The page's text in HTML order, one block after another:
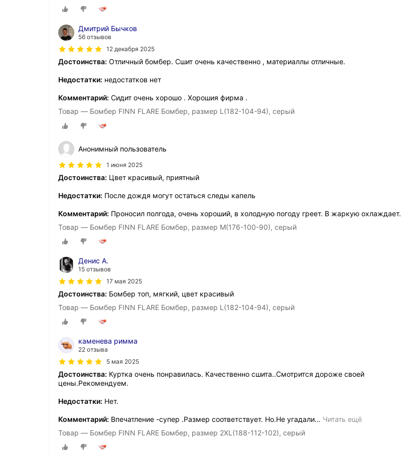
Дмитрий Бычков
56 отзывов
12 декабря 2025
Достоинства: Отличный бомбер. Сшит очень качественно , материаллы отличные.
Недостатки: недостатков нет
Комментарий: Сидит очень хорошо . Хорошия фирма .
Товар — Бомбер FINN FLARE Бомбер, размер L(182-104-94), серый
Анонимный пользователь
1 июня 2025
Достоинства: Цвет красивый, приятный
Недостатки: После дождя могут остаться следы капель
Комментарий: Проносил полгода, очень хороший, в холодную погоду греет. В жаркую охлаждает.
Товар — Бомбер FINN FLARE Бомбер, размер M(176-100-90), серый
Денис А.
15 отзывов
17 мая 2025
Достоинства: Бомбер топ, мягкий, цвет красивый
Товар — Бомбер FINN FLARE Бомбер, размер L(182-104-94), серый
каменева римма
22 отзыва
5 мая 2025
Достоинства: Куртка очень понравилась. Качественно сшита..Смотрится дороже своей
цены.Рекомендуем.
Недостатки: Нет.
Комментарий: Впечатление -супер .Размер соответствует. Но.Не угадали… Читать ещё
Товар — Бомбер FINN FLARE Бомбер, размер 2XL(188-112-102), серый